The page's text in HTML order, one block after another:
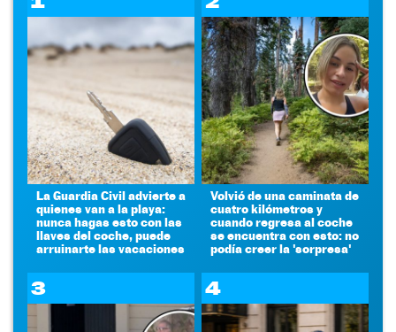
La Guardia Civil advierte a
quienes van a la playa:
nunca hagas esto con las
llaves del coche, puede
arruinarte las vacaciones
Volvió de una caminata de
cuatro kilómetros y
cuando regresa al coche
se encuentra con esto: no
podía creer la 'sorpresa'
3 4